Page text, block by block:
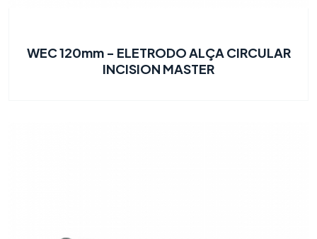
WEC 120mm - ELETRODO ALÇA CIRCULAR
INCISION MASTER